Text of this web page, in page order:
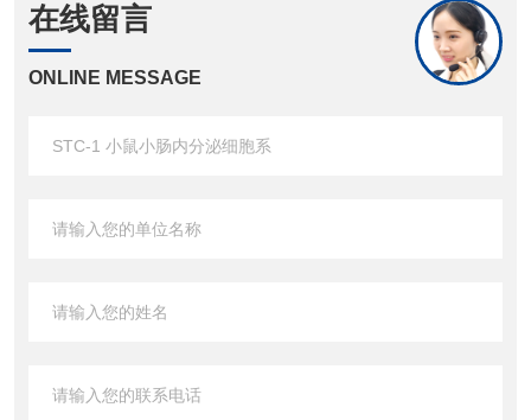
在线留言
ONLINE MESSAGE